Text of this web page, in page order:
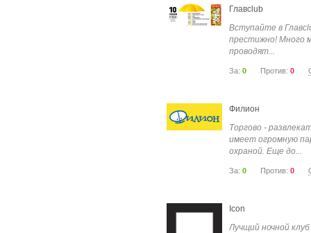
Главclub
Вступайте в
престижно! Много
проводят...
За: 0 Против: 0
Филион
Торгово -
имеет огромную
охраной. Еще до...
За: 0 Против: 0
Icon
Лучщий ночной